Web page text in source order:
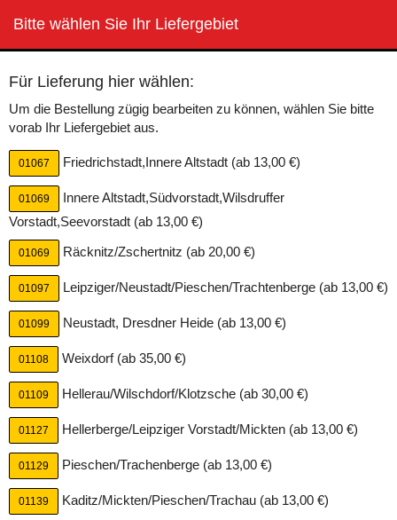
Bitte wählen Sie Ihr Liefergebiet
Für Lieferung hier wählen:
Um die Bestellung zügig bearbeiten zu können, wählen Sie bitte
vorab Ihr Liefergebiet aus.
01067 Friedrichstadt,Innere Altstadt (ab 13,00 €)
01069
Innere Altstadt,Südvorstadt,Wilsdruffer
Vorstadt,Seevorstadt (ab 13,00 €)
01069 Räcknitz/Zschertnitz (ab 20,00 €)
01097 Leipziger/Neustadt/Pieschen/Trachtenberge (ab 13,00 €)
01099 Neustadt, Dresdner Heide (ab 13,00 €)
01108 Weixdorf (ab 35,00 €)
01109 Hellerau/Wilschdorf/Klotzsche (ab 30,00 €)
01127 Hellerberge/Leipziger Vorstadt/Mickten (ab 13,00 €)
01129 Pieschen/Trachenberge (ab 13,00 €)
01139 Kaditz/Mickten/Pieschen/Trachau (ab 13,00 €)
Toggle
BierButler
Chesterfield Blau - Big Pack
Inhalt: 27 Stück / 0,37 € pro Stück
Chesterfield Blau - Big Pack in Dresden
bestellen (in den Warenkorb legen):
10,00 €
(Button klicken, um Chesterfield Blau - Big Pack in den Warenkorb zu
legen)
Alkoholgehalt
0.00